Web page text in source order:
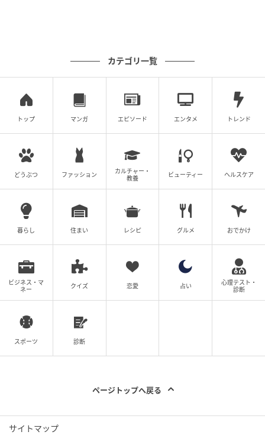
カテゴリ一覧
トップ マンガ エピソード エンタメ トレンド
どうぶつ ファッション
カルチャー・
教養
ビューティー ヘルスケア
暮らし 住まい レシピ グルメ おでかけ
ビジネス・マ
ネー
クイズ 恋愛 占い
心理テスト・
診断
スポーツ 診断
ページトップへ戻る
サイトマップ